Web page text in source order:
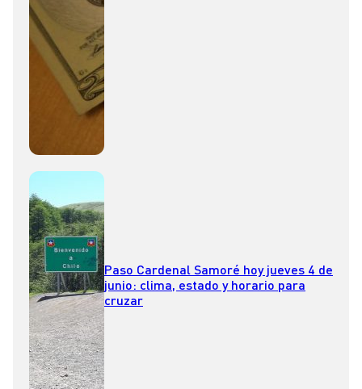
Paso Cardenal Samoré hoy jueves 4 de
junio: clima, estado y horario para
cruzar